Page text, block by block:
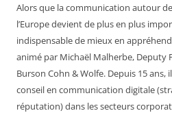
Alors que la communication autour
l’Europe devient de plus en plus
indispensable de mieux en
animé par Michaël Malherbe, Deputy
Burson Cohn & Wolfe. Depuis 15
conseil en communication digitale
réputation) dans les secteurs